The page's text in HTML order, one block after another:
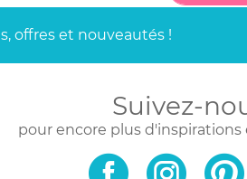
offres et nouveautés !
Suivez-
pour encore plus d'inspirations